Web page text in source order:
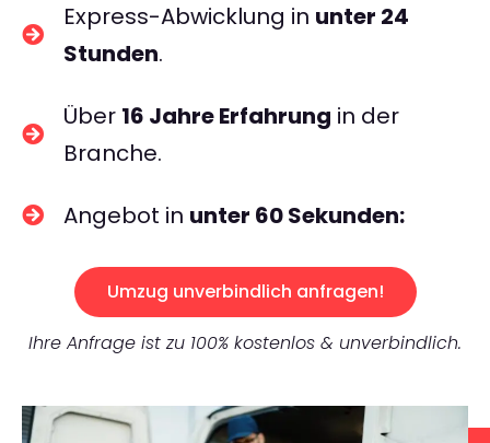
Express-Abwicklung in unter 24
Stunden.
Über 16 Jahre Erfahrung in der
Branche.
Angebot in unter 60 Sekunden:
Umzug unverbindlich anfragen!
Ihre Anfrage ist zu 100% kostenlos & unverbindlich.